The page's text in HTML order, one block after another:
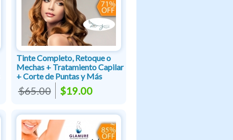
Tinte Completo, Retoque o
Mechas + Tratamiento Capilar
+ Corte de Puntas y Más
$65.00 $19.00